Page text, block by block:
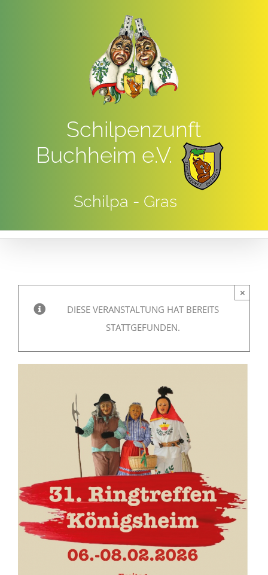
Schilpenzunft
Buchheim e.V.
Schilpa - Gras
DIESE VERANSTALTUNG HAT BEREITS
STATTGEFUNDEN.
×